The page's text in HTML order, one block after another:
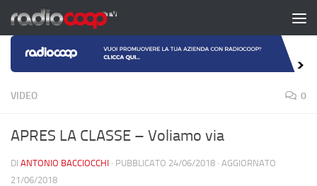
Salta al contenuto
VIDEO 0
APRES LA CLASSE – Voliamo via
DI ANTONIO BACCIOCCHI · PUBBLICATO 24/06/2018 · AGGIORNATO
21/06/2018